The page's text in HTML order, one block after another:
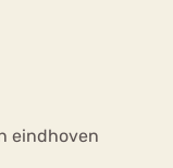
eindhoven